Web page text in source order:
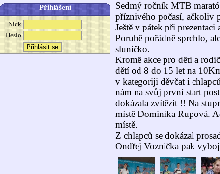
Přihlášení
Nick
Heslo
Sedmý ročník MTB
příznivého počasí, ačkoliv
Ještě v pátek při
Porubě pořádně sprchlo,
sluníčko.
Kromě akce pro děti a
dětí od 8 do 15 let na
v kategoriji děvčat i
nám na svůj první start
dokázala zvítězit !! Na
místě Dominika Rupová.
místě.
Z chlapců se dokázal
Ondřej Voznička pak